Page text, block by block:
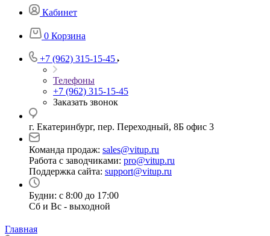
Кабинет
0 Корзина
+7 (962) 315-15-45
Телефоны
+7 (962) 315-15-45
Заказать звонок
г. Екатеринбург, пер. Переходный, 8Б офис 3
Команда продаж: sales@vitup.ru
Работа с заводчиками: pro@vitup.ru
Поддержка сайта: support@vitup.ru
Будни: с 8:00 до 17:00
Сб и Вс - выходной
Главная